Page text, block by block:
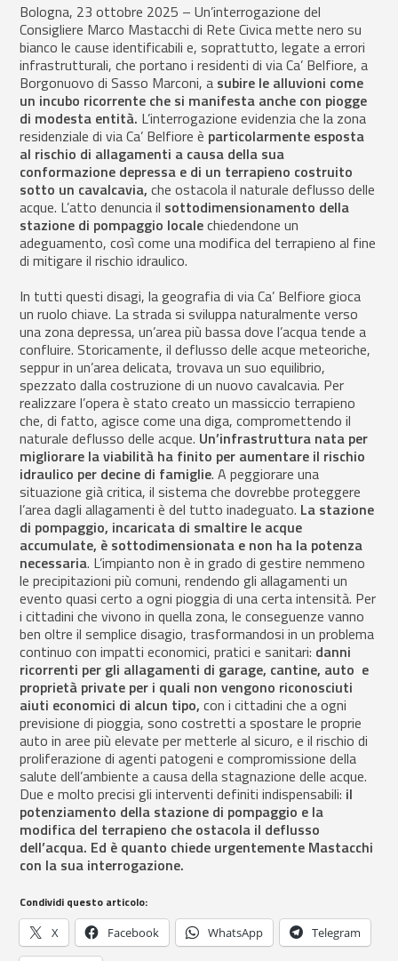
Bologna, 23 ottobre 2025 – Un’interrogazione del
Consigliere Marco Mastacchi di Rete Civica mette nero su
bianco le cause identificabili e, soprattutto, legate a errori
infrastrutturali, che portano i residenti di via Ca’ Belfiore, a
Borgonuovo di Sasso Marconi, a subire le alluvioni come
un incubo ricorrente che si manifesta anche con piogge
di modesta entità. L’interrogazione evidenzia che la zona
residenziale di via Ca’ Belfiore è particolarmente esposta
al rischio di allagamenti a causa della sua
conformazione depressa e di un terrapieno costruito
sotto un cavalcavia, che ostacola il naturale deflusso delle
acque. L’atto denuncia il sottodimensionamento della
stazione di pompaggio localechiedendone un
adeguamento, così come una modifica del terrapieno al fine
di mitigare il rischio idraulico.
In tutti questi disagi, la geografia di via Ca’ Belfiore gioca
un ruolo chiave. La strada si sviluppa naturalmente verso
una zona depressa, un’area più bassa dove l’acqua tende a
confluire. Storicamente, il deflusso delle acque meteoriche,
seppur in un’area delicata, trovava un suo equilibrio,
spezzato dalla costruzione di un nuovo cavalcavia. Per
realizzare l’opera è stato creato un massiccio terrapieno
che, di fatto, agisce come una diga, compromettendo il
naturale deflusso delle acque. Un’infrastruttura nata per
migliorare la viabilità ha finito per aumentare il rischio
idraulico per decine di famiglie. A peggiorare una
situazione già critica, il sistema che dovrebbe proteggere
l’area dagli allagamenti è del tutto inadeguato. La stazione
di pompaggio, incaricata di smaltire le acque
accumulate, è sottodimensionata e non ha la potenza
necessaria. L’impianto non è in grado di gestire nemmeno
le precipitazioni più comuni, rendendo gli allagamenti un
evento quasi certo a ogni pioggia di una certa intensità. Per
i cittadini che vivono in quella zona, le conseguenze vanno
ben oltre il semplice disagio, trasformandosi in un problema
continuo con impatti economici, pratici e sanitari: danni
ricorrenti per gli allagamenti di garage, cantine, auto e
proprietà private per i quali non vengono riconosciuti
aiuti economici di alcun tipo, con i cittadini che a ogni
previsione di pioggia, sono costretti a spostare le proprie
auto in aree più elevate per metterle al sicuro, e il rischio di
proliferazione di agenti patogeni e compromissione della
salute dell’ambiente a causa della stagnazione delle acque.
Due e molto precisi gli interventi definiti indispensabili: il
potenziamento della stazione di pompaggio e la
modifica del terrapieno che ostacola il deflusso
dell’acqua. Ed è quanto chiede urgentemente Mastacchi
con la sua interrogazione.
Condividi questo articolo:
X Facebook WhatsApp Telegram